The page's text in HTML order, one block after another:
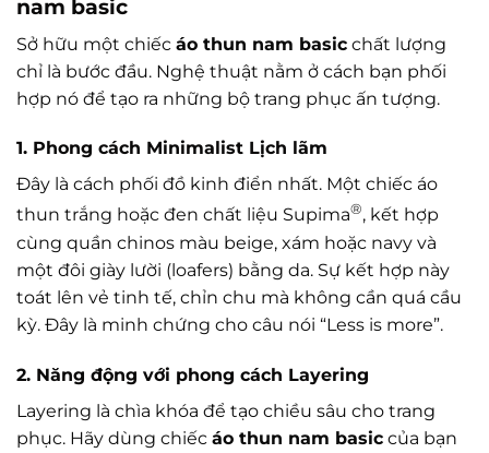
nam basic
Sở hữu một chiếc áo thun nam basic chất lượng
chỉ là bước đầu. Nghệ thuật nằm ở cách bạn phối
hợp nó để tạo ra những bộ trang phục ấn tượng.
1. Phong cách Minimalist Lịch lãm
Đây là cách phối đồ kinh điển nhất. Một chiếc áo
thun trắng hoặc đen chất liệu Supima®, kết hợp
cùng quần chinos màu beige, xám hoặc navy và
một đôi giày lười (loafers) bằng da. Sự kết hợp này
toát lên vẻ tinh tế, chỉn chu mà không cần quá cầu
kỳ. Đây là minh chứng cho câu nói “Less is more”.
2. Năng động với phong cách Layering
Layering là chìa khóa để tạo chiều sâu cho trang
phục. Hãy dùng chiếc áo thun nam basic của bạn